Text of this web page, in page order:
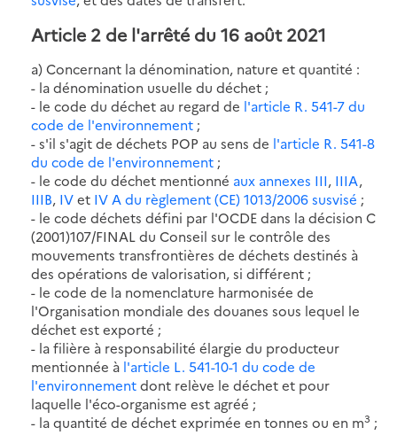
Article 2 de l'arrêté du 16 août 2021
a) Concernant la dénomination, nature et quantité :
- la dénomination usuelle du déchet ;
- le code du déchet au regard de l'article R. 541-7 du
code de l'environnement ;
- s'il s'agit de déchets POP au sens de l'article R. 541-8
du code de l'environnement ;
- le code du déchet mentionné aux annexes III, IIIA,
IIIB, IVet IV A du règlement (CE) 1013/2006 susvisé ;
- le code déchets défini par l'OCDE dans la décision C
(2001)107/FINAL du Conseil sur le contrôle des
mouvements transfrontières de déchets destinés à
des opérations de valorisation, si différent ;
- le code de la nomenclature harmonisée de
l'Organisation mondiale des douanes sous lequel le
déchet est exporté ;
- la filière à responsabilité élargie du producteur
mentionnée à l'article L. 541-10-1 du code de
l'environnementdont relève le déchet et pour
laquelle l'éco-organisme est agréé ;
- la quantité de déchet exprimée en tonnes ou en m3 ;